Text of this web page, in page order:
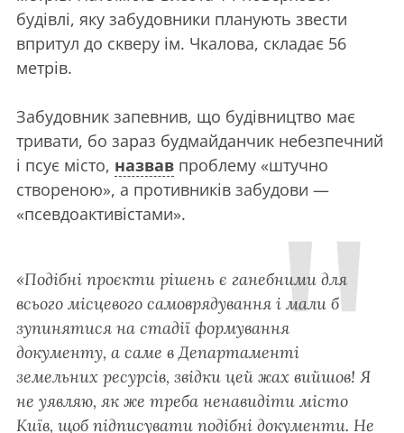
будівлі, яку забудовники планують звести
впритул до скверу ім. Чкалова, складає 56
метрів.
Забудовник запевнив, що будівництво має
тривати, бо зараз будмайданчик небезпечний
і псує місто, назвав проблему «штучно
створеною», а противників забудови —
«псевдоактивістами».
«Подібні проєкти рішень є ганебними для
всього місцевого самоврядування і мали б
зупинятися на стадії формування
документу, а саме в Департаменті
земельних ресурсів, звідки цей жах вийшов! Я
не уявляю, як же треба ненавидіти місто
Київ, щоб підписувати подібні документи. Не